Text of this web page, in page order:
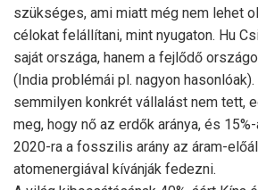
szükséges, ami miatt még nem lehet
célokat felállítani, mint nyugaton. Hu
saját országa, hanem a fejlődő
(India problémái pl. nagyon
semmilyen konkrét vállalást nem tett,
meg, hogy nő az erdők aránya, és
2020-ra a fosszilis arány az áram-
atomenergiával kívánják fedezni.